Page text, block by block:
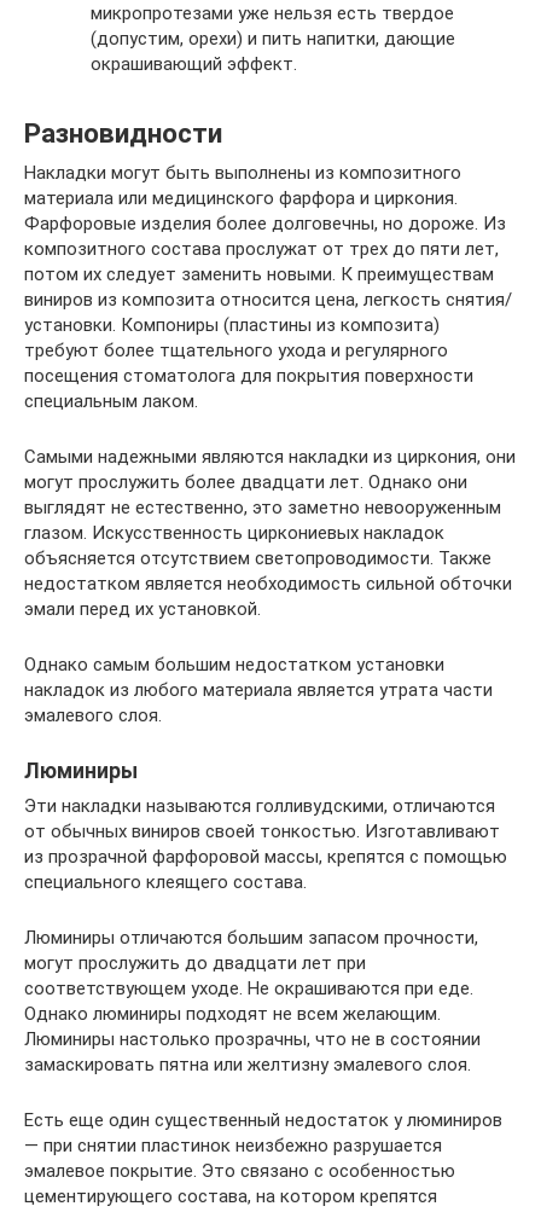
микропротезами уже нельзя есть твердое
(допустим, орехи) и пить напитки, дающие
окрашивающий эффект.
Разновидности
Накладки могут быть выполнены из композитного
материала или медицинского фарфора и циркония.
Фарфоровые изделия более долговечны, но дороже. Из
композитного состава прослужат от трех до пяти лет,
потом их следует заменить новыми. К преимуществам
виниров из композита относится цена, легкость снятия/
установки. Компониры (пластины из композита)
требуют более тщательного ухода и регулярного
посещения стоматолога для покрытия поверхности
специальным лаком.
Самыми надежными являются накладки из циркония, они
могут прослужить более двадцати лет. Однако они
выглядят не естественно, это заметно невооруженным
глазом. Искусственность циркониевых накладок
объясняется отсутствием светопроводимости. Также
недостатком является необходимость сильной обточки
эмали перед их установкой.
Однако самым большим недостатком установки
накладок из любого материала является утрата части
эмалевого слоя.
Люминиры
Эти накладки называются голливудскими, отличаются
от обычных виниров своей тонкостью. Изготавливают
из прозрачной фарфоровой массы, крепятся с помощью
специального клеящего состава.
Люминиры отличаются большим запасом прочности,
могут прослужить до двадцати лет при
соответствующем уходе. Не окрашиваются при еде.
Однако люминиры подходят не всем желающим.
Люминиры настолько прозрачны, что не в состоянии
замаскировать пятна или желтизну эмалевого слоя.
Есть еще один существенный недостаток у люминиров
— при снятии пластинок неизбежно разрушается
эмалевое покрытие. Это связано с особенностью
цементирующего состава, на котором крепятся